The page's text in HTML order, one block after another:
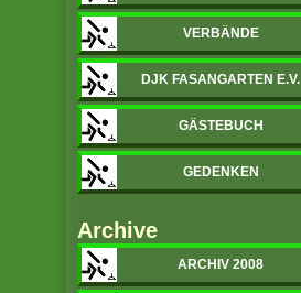
VERBÄNDE
DJK FASANGARTEN E.V.
GÄSTEBUCH
GEDENKEN
Archive
ARCHIV 2008